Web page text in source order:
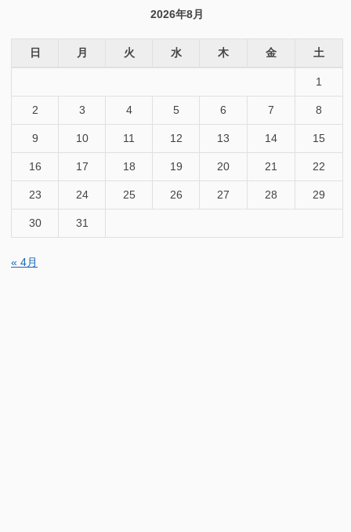
2026年8月
日 月 火 水 木 金 土
1
2 3 4 5 6 7 8
9 10 11 12 13 14 15
16 17 18 19 20 21 22
23 24 25 26 27 28 29
30 31
« 4月